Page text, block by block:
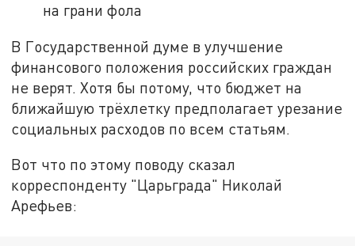
на грани фола
В Государственной думе в улучшение
финансового положения российских граждан
не верят. Хотя бы потому, что бюджет на
ближайшую трёхлетку предполагает урезание
социальных расходов по всем статьям.
Вот что по этому поводу сказал
корреспонденту "Царьграда" Николай
Арефьев: